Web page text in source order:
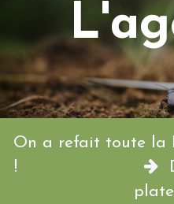
On a refait toute la
!